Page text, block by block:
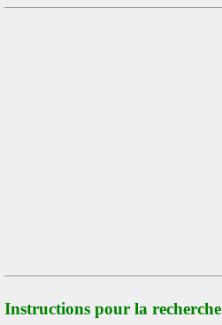
Instructions pour la recherche